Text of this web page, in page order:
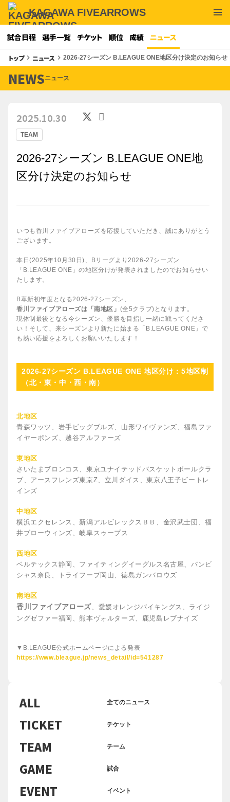
KAGAWA FIVEARROWS
試合日程 選手一覧 チケット 順位 成績 ニュース
トップkeyboard_arrow_right ニュース keyboard_arrow_right 2026-27シーズン B.LEAGUE ONE地区分け決定のお知らせ
NEWSニュース
TEAM
2025.10.30
2026-27シーズン B.LEAGUE ONE地
区分け決定のお知らせ
いつも香川ファイブアローズを応援していただき、誠にありがとう
ございます。
本日(2025年10月30日)、Bリーグより2026-27シーズン
「B.LEAGUE ONE」の地区分けが発表されましたのでお知らせい
たします。
B革新初年度となる2026-27シーズン、
香川ファイブアローズは「南地区」 (全5クラブ)となります。
現体制最後となる今シーズン、優勝を目指し一緒に戦ってくださ
い！そして、来シーズンより新たに始まる「B.LEAGUE ONE」で
も熱い応援をよろしくお願いいたします！
2026-27シーズン B.LEAGUE ONE 地区分け：5地区制
（北・東・中・西・南）
北地区
青森ワッツ、岩手ビッグブルズ、山形ワイヴァンズ、福島ファ
イヤーボンズ、越谷アルファーズ
東地区
さいたまブロンコス、東京ユナイテッドバスケットボールクラ
ブ、アースフレンズ東京Z、立川ダイス、東京八王子ビートレ
インズ
中地区
横浜エクセレンス、新潟アルビレックスＢＢ、金沢武士団、福
井ブローウィンズ、岐阜スゥープス
西地区
ベルテックス静岡、ファイティングイーグルス名古屋、バンビ
シャス奈良、トライフープ岡山、徳島ガンバロウズ
南地区
香川ファイブアローズ、愛媛オレンジバイキングス、ライジ
ングゼファー福岡、熊本ヴォルターズ、鹿児島レブナイズ
▼B.LEAGUE公式ホームページによる発表
https://www.bleague.jp/news_detail/id=541287
ALL 全てのニュース
TICKET チケット
TEAM チーム
GAME 試合
EVENT イベント